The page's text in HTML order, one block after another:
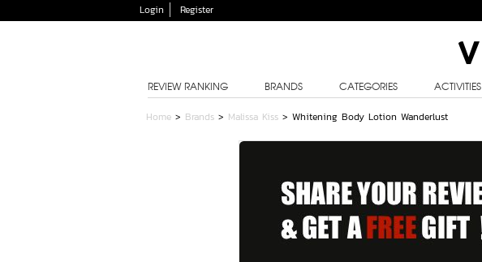
Login Register
REVIEW RANKING BRANDS CATEGORIES ACTIVITIES
Home > Brands > Malissa Kiss > Whitening Body Lotion Wanderlust